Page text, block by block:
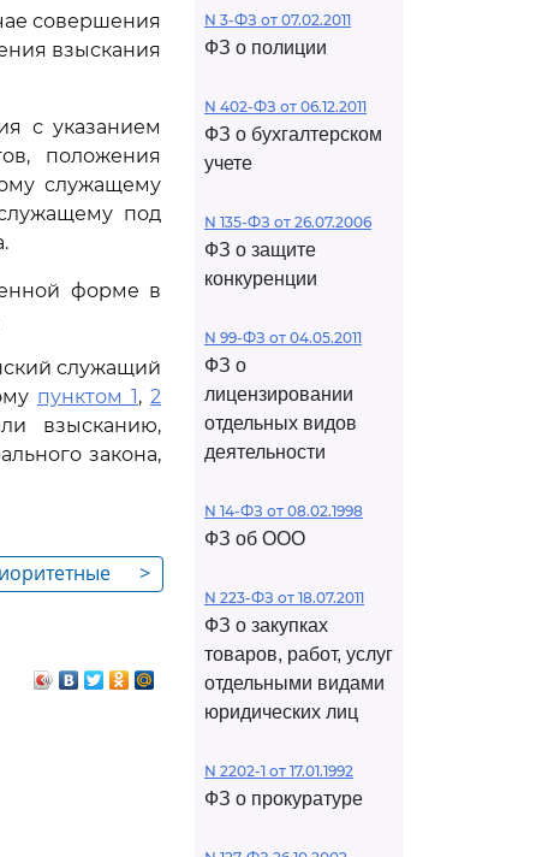
совершения
взыскания
с указанием
положения
служащему
под
форме в
служащий
пунктом 1, 2
взысканию,
закона,
>
N 3-ФЗ от 07.02.2011
ФЗ о полиции
N 402-ФЗ от 06.12.2011
ФЗ о бухгалтерском
учете
N 135-ФЗ от 26.07.2006
ФЗ о защите
конкуренции
N 99-ФЗ от 04.05.2011
ФЗ о
лицензировании
отдельных видов
деятельности
N 14-ФЗ от 08.02.1998
ФЗ об ООО
N 223-ФЗ от 18.07.2011
ФЗ о закупках
товаров, работ, услуг
отдельными видами
юридических лиц
N 2202-1 от 17.01.1992
ФЗ о прокуратуре